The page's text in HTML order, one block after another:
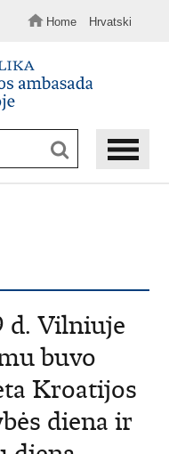
Home Hrvatski
d. Vilniuje
buvo
Kroatijos
diena ir